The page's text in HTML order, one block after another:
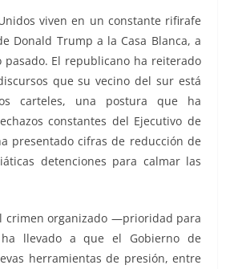
viven en un constante rifirafe
Donald Trump a la Casa Blanca, a
pasado. El republicano ha reiterado
que su vecino del sur está
carteles, una postura que ha
constantes del Ejecutivo de
presentado cifras de reducción de
detenciones para calmar las
crimen organizado —prioridad para
llevado a que el Gobierno de
herramientas de presión, entre